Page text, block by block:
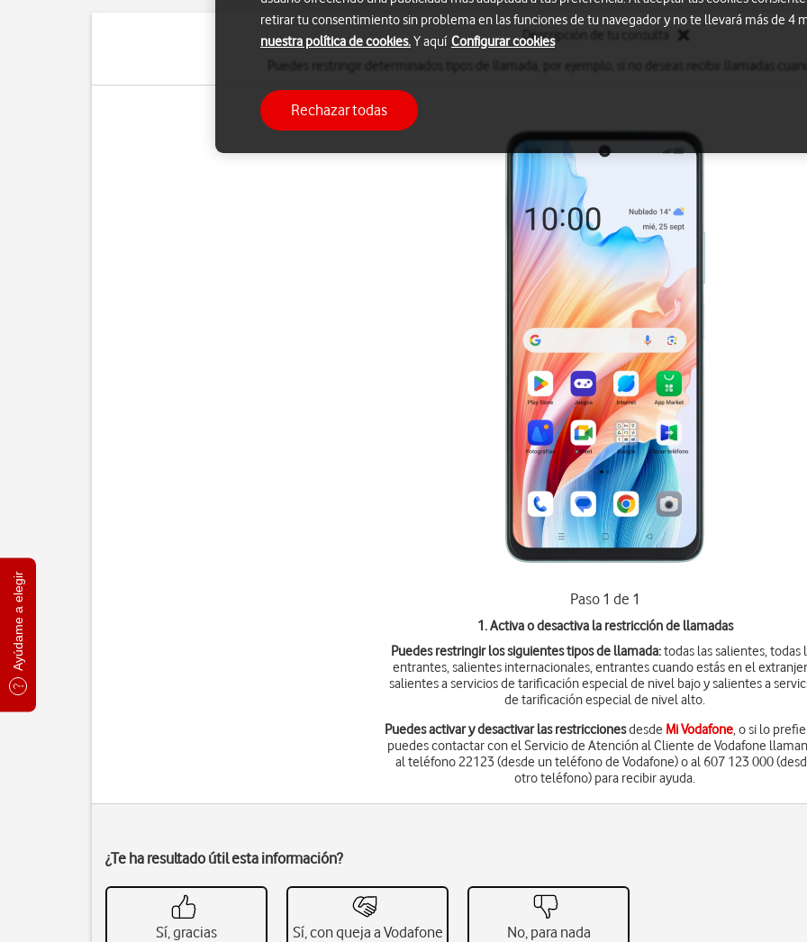
Ayúdame a elegir
Descripción de tu consulta
Paso 1 de 1
1. Activa o desactiva la restricción de llamadas
Puedes restringir los siguientes tipos de llamada:todas las salientes, todas
entrantes, salientes internacionales, entrantes cuando estás en el
salientes a servicios de tarificación especial de nivel bajo y salientes a
de tarificación especial de nivel alto.
Puedes activar y desactivar las restriccionesdesde Mi Vodafone, o si lo
puedes contactar con el Servicio de Atención al Cliente de Vodafone
al teléfono 22123 (desde un teléfono de Vodafone) o al 607 123 000
otro teléfono) para recibir ayuda.
¿Te ha resultado útil esta información?
Sí, gracias Sí, con queja a Vodafone No, para nada
retirar tu consentimiento sin problema en las funciones de tu navegador y no te llevará más de 4
nuestra política de cookies.Y aquí Configurar cookies
Rechazar todas